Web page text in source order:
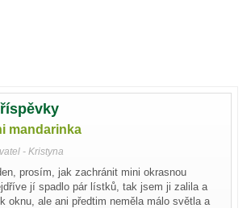
mandarinka
- Kristyna
prosím, jak zachránit mini okrasnou
jí spadlo pár lístků, tak jsem ji zalila a
oknu, ale ani předtim neměla málo světla a